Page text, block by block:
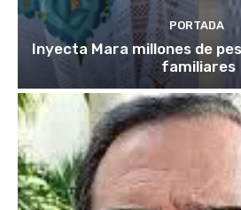
PORTADA
Inyecta Mara millones de
familiares